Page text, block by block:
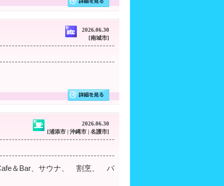
2026.06.30
[南城市]
2026.06.30
[浦添市 | 沖縄市 | 名護市]
＆Bar、サウナ、 割烹、 パ